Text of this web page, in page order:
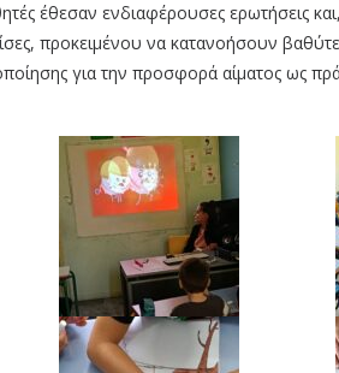
έθεσαν ενδιαφέρουσες ερωτήσεις
προκειμένου να κατανοήσουν
για την προσφορά αίματος ως